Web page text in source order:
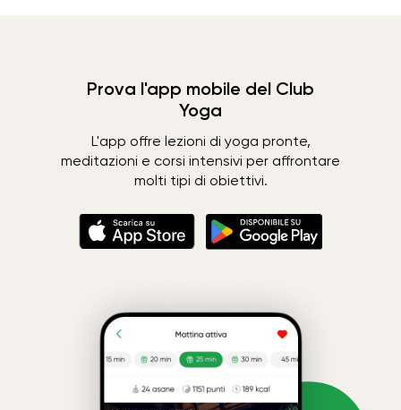
Prova l'app mobile del Club
Yoga
L'app offre lezioni di yoga pronte,
meditazioni e corsi intensivi per affrontare
molti tipi di obiettivi.